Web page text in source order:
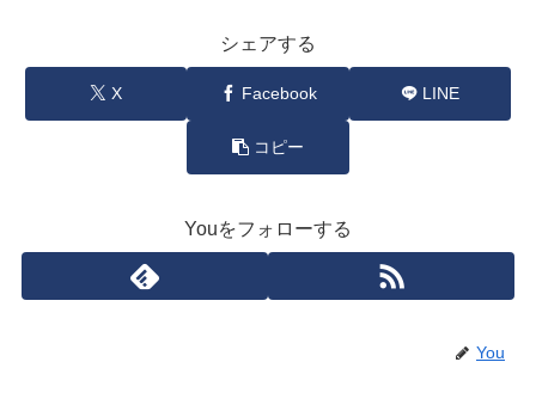
シェアする
X Facebook LINE
コピー
Youをフォローする
You